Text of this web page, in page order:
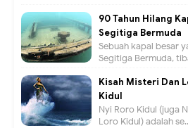
90 Tahun Hilang
Segitiga Bermuda
Sebuah kapal besar
Segitiga Bermuda,
Kisah Misteri Dan
Kidul
Nyi Roro Kidul (juga
Loro Kidul) adalah